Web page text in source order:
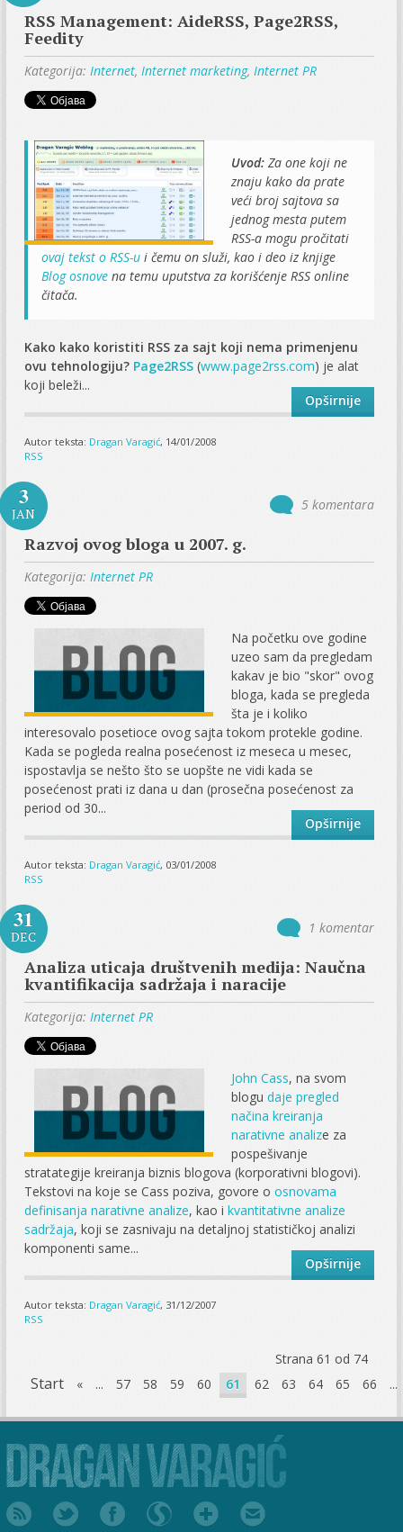
RSS Management: AideRSS, Page2RSS,
Feedity
Kategorija:Internet, Internet marketing,Internet PR
Uvod:Za one koji ne
znaju kako da prate
veći broj sajtova sa
jednog mesta putem
RSS-a mogu pročitati
ovaj tekst o RSS-u i čemu on služi, kao i deo iz knjige
Blog osnove na temu uputstva za korišćenje RSS online
čitača.
Kako kako koristiti RSS za sajt koji nema primenjenu
ovu tehnologiju? Page2RSS (www.page2rss.com) je alat
koji beleži...
Opširnije
Autor teksta: Dragan Varagić, 14/01/2008
RSS
3
JAN
5 komentara
Razvoj ovog bloga u 2007. g.
Kategorija:Internet PR
Na početku ove godine
uzeo sam da pregledam
kakav je bio "skor" ovog
bloga, kada se pregleda
šta je i koliko
interesovalo posetioce ovog sajta tokom protekle godine.
Kada se pogleda realna posećenost iz meseca u mesec,
ispostavlja se nešto što se uopšte ne vidi kada se
posećenost prati iz dana u dan (prosečna posećenost za
period od 30...
Opširnije
Autor teksta: Dragan Varagić, 03/01/2008
RSS
31
DEC
1 komentar
Analiza uticaja društvenih medija: Naučna
kvantifikacija sadržaja i naracije
Kategorija: Internet PR
John Cass, na svom
blogudaje pregled
načina kreiranja
narativne analize za
pospešivanje
stratategije kreiranja biznis blogova (korporativni blogovi).
Tekstovi na koje se Cass poziva, govore oosnovama
definisanja narativne analize, kao ikvantitativne analize
sadržaja, koji se zasnivaju na detaljnoj statističkoj analizi
komponenti same...
Opširnije
Autor teksta: Dragan Varagić, 31/12/2007
RSS
Strana 61 od 74
Start « ... 57 58 59 60 61 62 63 64 65 66 ...